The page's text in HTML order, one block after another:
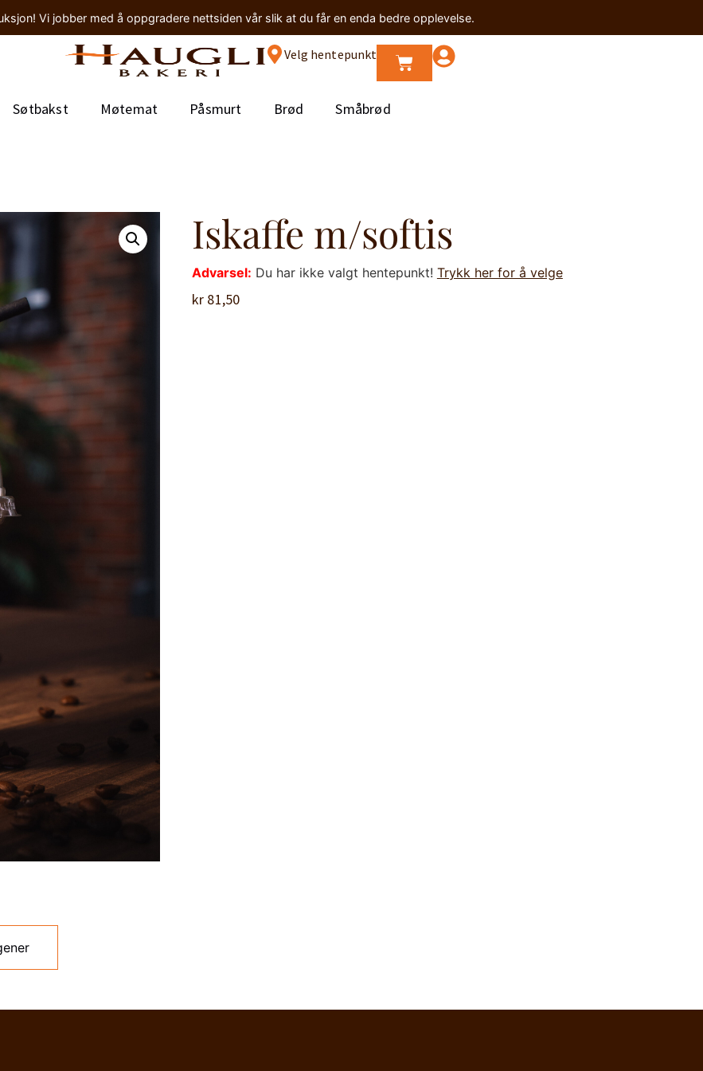
Vi jobber med å oppgradere nettsiden vår slik at du får en enda bedre opplevelse.
Velg hentepunkt
Søtbakst Møtemat Påsmurt Brød Småbrød
Iskaffe m/softis
Advarsel: Du har ikke valgt hentepunkt! Trykk her for å velge
kr 81,50